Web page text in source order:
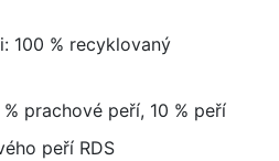
100 % recyklovaný
prachové peří, 10 % peří
peří RDS